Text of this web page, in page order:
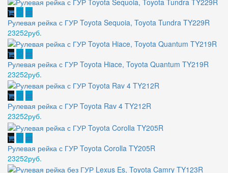
Рулевая рейка с ГУР Toyota Sequoia, Toyota Tundra TY229R
23252руб.
Рулевая рейка с ГУР Toyota Hiace, Toyota Quantum TY219R
23252руб.
Рулевая рейка с ГУР Toyota Rav 4 TY212R
23252руб.
Рулевая рейка с ГУР Toyota Corolla TY205R
23252руб.